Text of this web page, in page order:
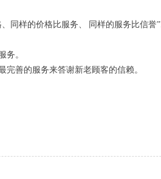
同样的价格比服务、 同样的服务比信誉”.
务。
善的服务来答谢新老顾客的信赖。